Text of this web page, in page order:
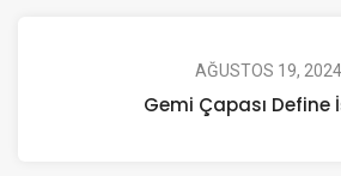
AĞUSTOS 19, 2024
Gemi Çapası Define